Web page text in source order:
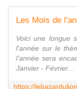
Voici une longue
l'année sur le
l'année sera
Janvier - Février...